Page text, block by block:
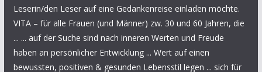
Leserin/den Leser auf eine Gedankenreise einladen möchte.
VITA – für alle Frauen (und Männer) zw. 30 und 60 Jahren, die
... ... auf der Suche sind nach inneren Werten und Freude
haben an persönlicher Entwicklung ... Wert auf einen
bewussten, positiven & gesunden Lebensstil legen ... sich für